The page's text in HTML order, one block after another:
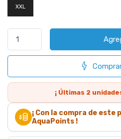
XXL
¡ Últimas 2
¡ Con la compra de este
AquaPoints !